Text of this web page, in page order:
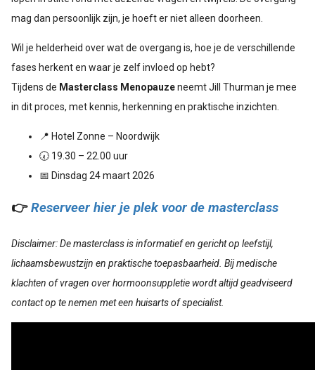
mag dan persoonlijk zijn, je hoeft er niet alleen doorheen.
Wil je helderheid over wat de overgang is, hoe je de verschillende
fases herkent en waar je zelf invloed op hebt?
Tijdens de Masterclass Menopauzeneemt Jill Thurman je mee
in dit proces, met kennis, herkenning en praktische inzichten.
📍 Hotel Zonne – Noordwijk
🕢 19.30 – 22.00 uur
📅 Dinsdag 24 maart 2026
👉Reserveer hier je plek voor de masterclass
Disclaimer: De masterclass is informatief en gericht op leefstijl,
lichaamsbewustzijn en praktische toepasbaarheid. Bij medische
klachten of vragen over hormoonsuppletie wordt altijd geadviseerd
contact op te nemen met een huisarts of specialist.